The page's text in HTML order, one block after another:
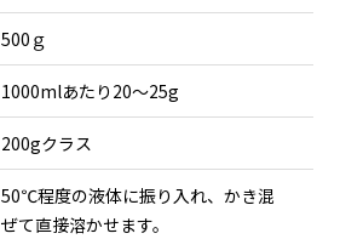
500ｇ
1000mlあたり20～25g
200gクラス
50℃程度の液体に振り入れ、かき混
ぜて直接溶かせます。